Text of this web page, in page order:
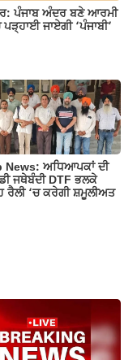
ਪੰਜਾਬ ਅੰਦਰ ਬਣੇ ਆਰਮੀ
ਜਾਏਗੀ ‘ਪੰਜਾਬੀ’
News: ਅਧਿਆਪਕਾਂ ਦੀ
ਜਥੇਬੰਦੀ DTF ਭਲਕੇ
ਰੈਲੀ ‘ਚ ਕਰੇਗੀ ਸ਼ਮੂਲੀਅਤ